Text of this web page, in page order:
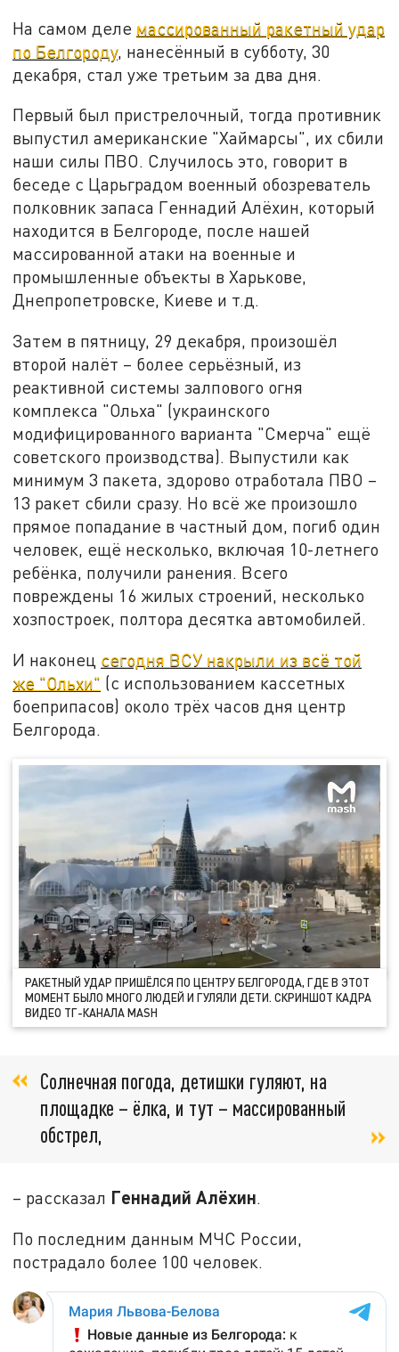
На самом деле массированный ракетный удар
по Белгороду, нанесённый в субботу, 30
декабря, стал уже третьим за два дня.
Первый был пристрелочный, тогда противник
выпустил американские "Хаймарсы", их сбили
наши силы ПВО. Случилось это, говорит в
беседе с Царьградом военный обозреватель
полковник запаса Геннадий Алёхин, который
находится в Белгороде, после нашей
массированной атаки на военные и
промышленные объекты в Харькове,
Днепропетровске, Киеве и т.д.
Затем в пятницу, 29 декабря, произошёл
второй налёт – более серьёзный, из
реактивной системы залпового огня
комплекса "Ольха" (украинского
модифицированного варианта "Смерча" ещё
советского производства). Выпустили как
минимум 3 пакета, здорово отработала ПВО –
13 ракет сбили сразу. Но всё же произошло
прямое попадание в частный дом, погиб один
человек, ещё несколько, включая 10-летнего
ребёнка, получили ранения. Всего
повреждены 16 жилых строений, несколько
хозпостроек, полтора десятка автомобилей.
И наконец сегодня ВСУ накрыли из всё той
же "Ольхи" (с использованием кассетных
боеприпасов) около трёх часов дня центр
Белгорода.
РАКЕТНЫЙ УДАР ПРИШЁЛСЯ ПО ЦЕНТРУ БЕЛГОРОДА, ГДЕ В ЭТОТ
МОМЕНТ БЫЛО МНОГО ЛЮДЕЙ И ГУЛЯЛИ ДЕТИ. СКРИНШОТ КАДРА
ВИДЕО ТГ-КАНАЛА MASH
Солнечная погода, детишки гуляют, на
площадке – ёлка, и тут – массированный
обстрел,
– рассказал Геннадий Алёхин.
По последним данным МЧС России,
пострадало более 100 человек.